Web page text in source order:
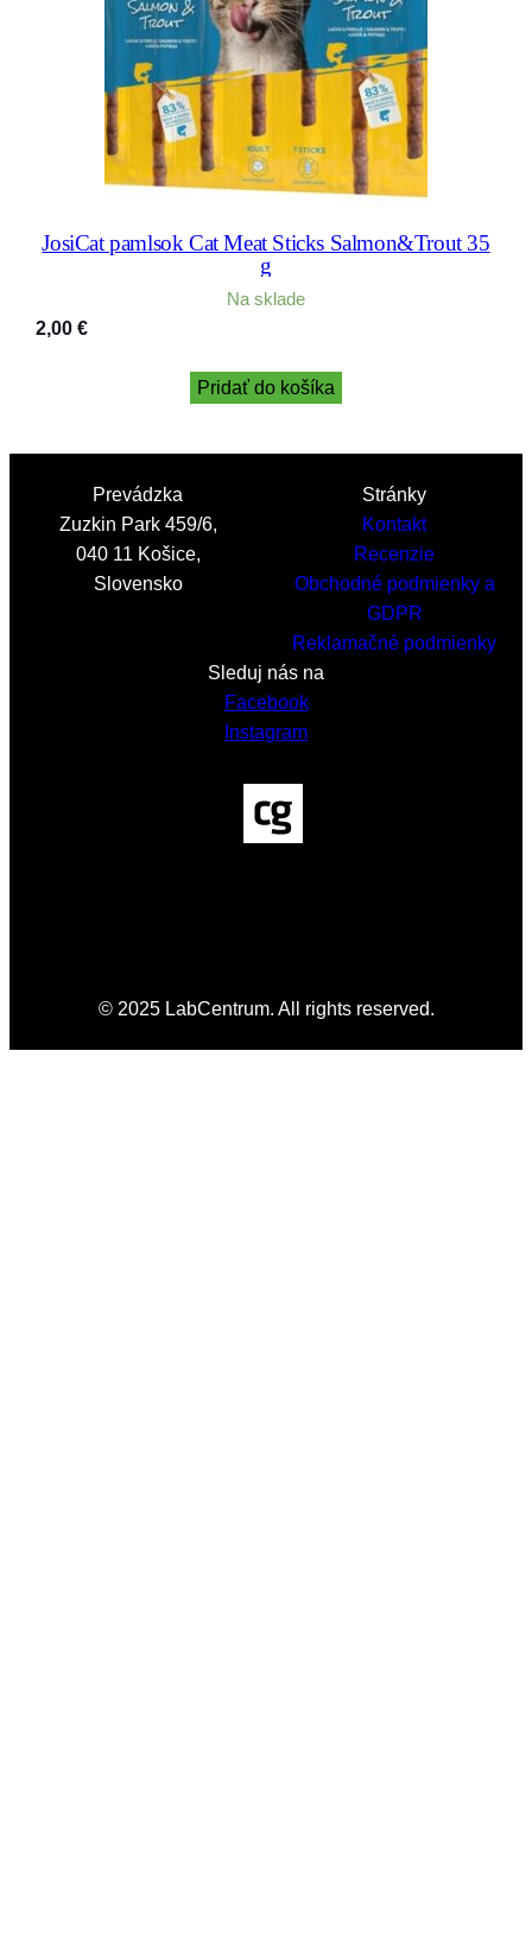
JosiCat pamlsok Cat Meat Sticks Salmon&Trout 35
g
Na sklade
2,00 €
Pridať do košíka
Prevádzka
Zuzkin Park 459/6,
040 11 Košice,
Slovensko
Stránky
Kontakt
Recenzie
Obchodné podmienky a
GDPR
Reklamačné podmienky
Sleduj nás na
Facebook
Instagram
© 2025 LabCentrum. All rights reserved.